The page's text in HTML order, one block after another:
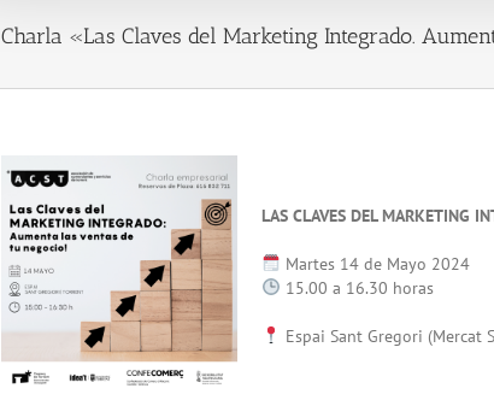
Charla «Las Claves del Marketing Integrado.
View
Larger
Image
LAS CLAVES DEL MARKETING
Martes 14 de Mayo 2024
15.00 a 16.30 horas
Espai Sant Gregori (Mercat